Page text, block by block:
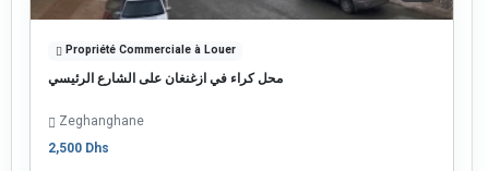
Propriété Commerciale à Louer
محل كراء في ازغنغان على الشارع الرئيسي
Zeghanghane
2,500 Dhs